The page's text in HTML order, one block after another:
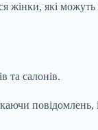
жінки, які
та салонів.
повідомлень,